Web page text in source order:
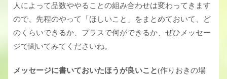
人によって品数ややることの組み合わせは変わってきます
ので、先程のやって「ほしいこと」をまとめておいて、ど
のくらいできるか、プラスで何ができるか、ぜひメッセー
ジで聞いてみてくださいね。
メッセージに書いておいたほうが良いこと(作りおきの場